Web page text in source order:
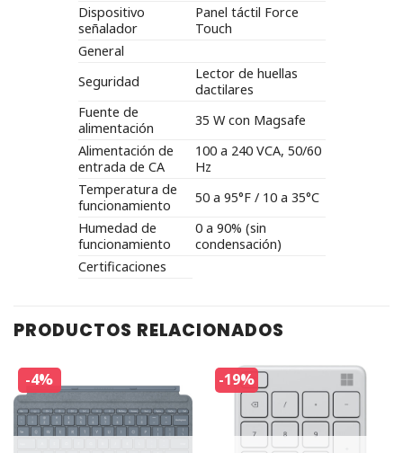
Dispositivo
señalador
Panel táctil Force
Touch
General
Seguridad
Lector de huellas
dactilares
Fuente de
alimentación
35 W con Magsafe
Alimentación de
entrada de CA
100 a 240 VCA, 50/60
Hz
Temperatura de
funcionamiento
50 a 95°F / 10 a 35°C
Humedad de
funcionamiento
0 a 90% (sin
condensación)
Certificaciones
PRODUCTOS RELACIONADOS
-4% -19%